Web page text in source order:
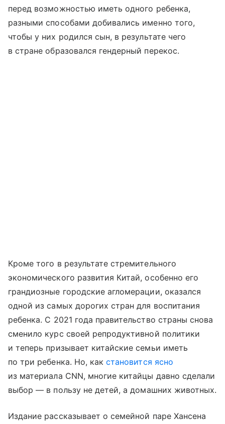
перед возможностью иметь одного ребенка,
разными способами добивались именно того,
чтобы у них родился сын, в результате чего
в стране образовался гендерный перекос.
Кроме того в результате стремительного
экономического развития Китай, особенно его
грандиозные городские агломерации, оказался
одной из самых дорогих стран для воспитания
ребенка. С 2021 года правительство страны снова
сменило курс своей репродуктивной политики
и теперь призывает китайские семьи иметь
по три ребенка. Но, какстановится ясно
из материала CNN, многие китайцы давно сделали
выбор — в пользу не детей, а домашних животных.
Издание рассказывает о семейной паре Хансена